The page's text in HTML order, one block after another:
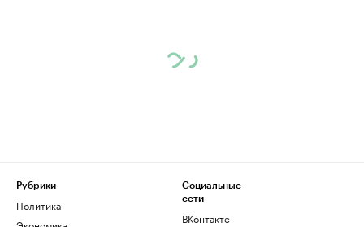
Рубрики
Политика
Социальные
сети
ВКонтакте